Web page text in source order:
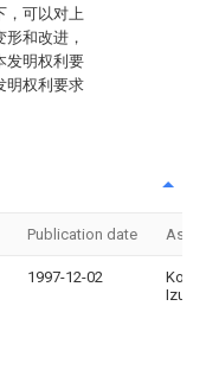
，可以对上
和改进，
发明权利要
明权利要求
Publication date
1997-12-02
Izumi